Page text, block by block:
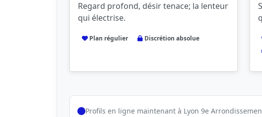
Regard profond, désir tenace; la lenteur
qui électrise.
Plan régulier Discrétion absolue
Profils en ligne maintenant à Lyon 9e